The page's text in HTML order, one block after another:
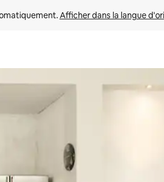
Afficher dans la langue